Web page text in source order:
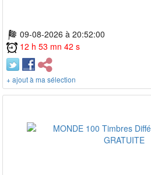
09-08-2026 à 20:52:00
12 h 53 mn 42 s
+ ajout à ma sélection